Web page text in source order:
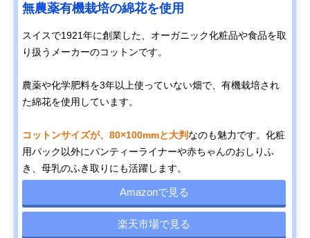
無農薬有機栽培の綿花を使用
スイスで1921年に創業した、オーガニック化粧品や食品を取
り扱うメーカーのコットンです。
農薬や化学肥料を3年以上使っていない畑で、有機栽培され
た綿花を使用しています。
コットンサイズが、80×100mmと大判 なのも魅力です。化粧
用パック以外にパンティーライナーや赤ちゃんのおしりふ
き、母乳のふき取りにも活躍します。
Amazonで見る
楽天市場で見る